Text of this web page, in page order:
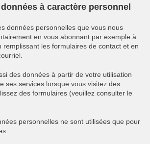
à caractère personnel
données personnelles que vous nous
en vous abonnant par exemple à
remplissant les formulaires de contact et en
des données à partir de votre utilisation
ses services lorsque vous visitez des
des formulaires (veuillez consulter le
personnelles ne sont utilisées que pour